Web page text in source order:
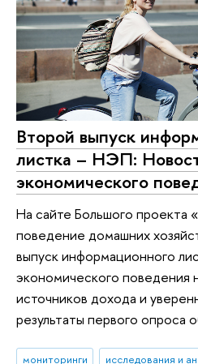
Второй выпуск
листка – НЭП:
экономического
На сайте Большого проекта
поведение домашних
выпуск информационного
экономического поведения
источников дохода и
результаты первого опроса
мониторинги
исследования и